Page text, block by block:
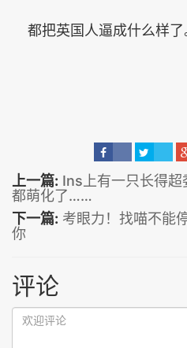
都把英国人逼成什么样了
上一篇: Ins上有一只长得
都萌化了……
下一篇: 考眼力！找喵不能
你
评论